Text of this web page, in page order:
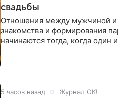
свадьбы
Отношения между мужчиной и
знакомства и формирования
начинаются тогда, когда один
5 часов назад Журнал OK!